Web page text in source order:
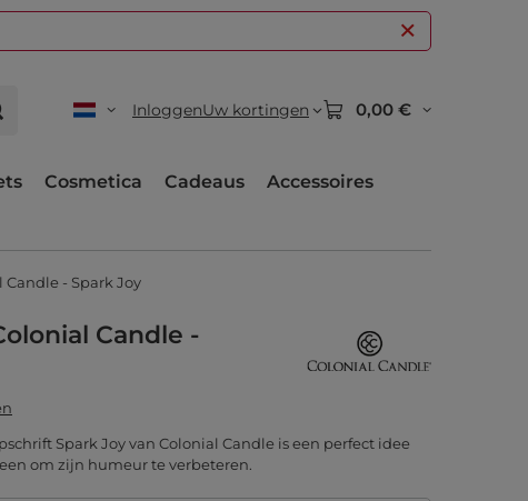
InloggenUw kortingen 0,00 €
Cosmetica Cadeaus
Accessoires
Candle - Spark Joy
Candle -
Spark Joy van Colonial Candle is een perfect idee
om zijn humeur te verbeteren.